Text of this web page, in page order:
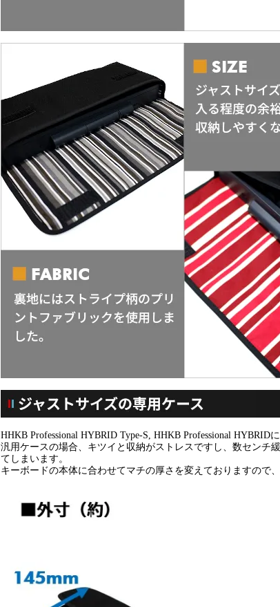
HHKB Professional HYBRID Type-S, HHKB Professional HYBRID
汎用ケースの場合、キツイと収納がストレスですし、数センチ
てしまいます。
キーボードの本体に合わせてマチの厚さを変えておりますので